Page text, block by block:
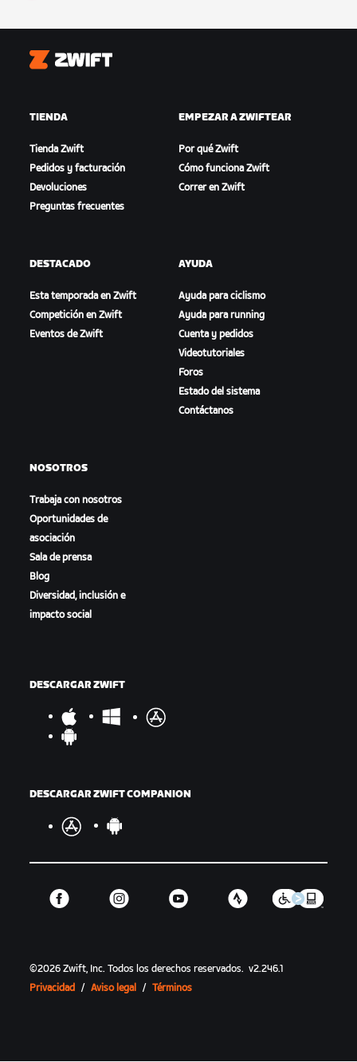
Zwift
TIENDA
Tienda Zwift
Pedidos y facturación
Devoluciones
Preguntas frecuentes
EMPEZAR A ZWIFTEAR
Por qué Zwift
Cómo funciona Zwift
Correr en Zwift
DESTACADO
Esta temporada en Zwift
Competición en Zwift
Eventos de Zwift
AYUDA
Ayuda para ciclismo
Ayuda para running
Cuenta y pedidos
Videotutoriales
Foros
Estado del sistema
Contáctanos
NOSOTROS
Trabaja con nosotros
Oportunidades de
asociación
Sala de prensa
Blog
Diversidad, inclusión e
impacto social
DESCARGAR ZWIFT
DESCARGAR ZWIFT COMPANION
©2026 Zwift, Inc.Todos los derechos reservados. v2.246.1
Privacidad / Aviso legal / Términos